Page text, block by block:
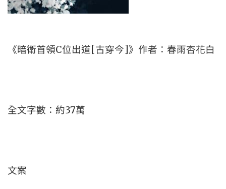
《暗衛首領C位出道[古穿今]》作者：春雨杏花白
全文字數：約37萬
文案